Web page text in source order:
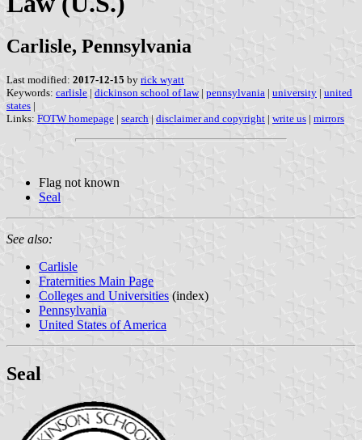
Carlisle, Pennsylvania
Last modified: 2017-12-15 by rick wyatt
Keywords: carlisle | dickinson school of law| pennsylvania | university | united
states |
Links: FOTW homepage | search | disclaimer and copyright | write us | mirrors
Flag not known
Seal
See also:
Carlisle
Fraternities Main Page
Colleges and Universities (index)
Pennsylvania
United States of America
Seal